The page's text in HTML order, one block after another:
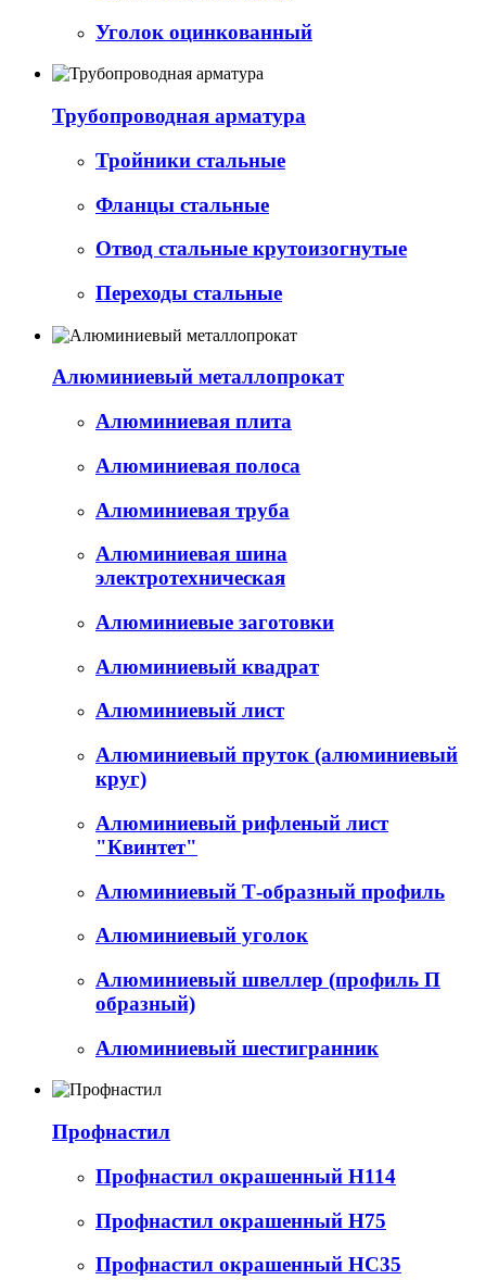
Уголок оцинкованный
Трубопроводная арматура
Тройники стальные
Фланцы стальные
Отвод стальные крутоизогнутые
Переходы стальные
Алюминиевый металлопрокат
Алюминиевая плита
Алюминиевая полоса
Алюминиевая труба
Алюминиевая шина
электротехническая
Алюминиевые заготовки
Алюминиевый квадрат
Алюминиевый лист
Алюминиевый пруток (алюминиевый
круг)
Алюминиевый рифленый лист
"Квинтет"
Алюминиевый Т-образный профиль
Алюминиевый уголок
Алюминиевый швеллер (профиль П
образный)
Алюминиевый шестигранник
Профнастил
Профнастил окрашенный Н114
Профнастил окрашенный Н75
Профнастил окрашенный НС35